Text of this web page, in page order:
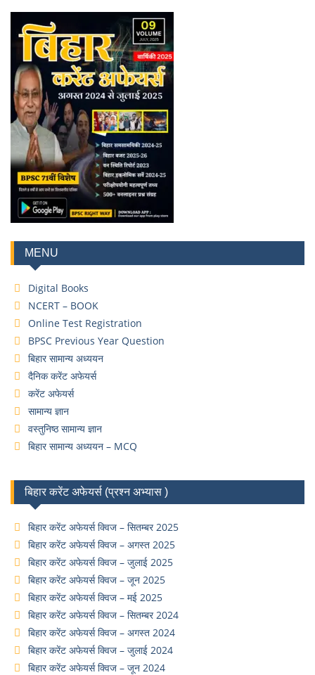
MENU
Digital Books
NCERT – BOOK
Online Test Registration
BPSC Previous Year Question
बिहार सामान्य अध्ययन
दैनिक करेंट अफेयर्स
करेंट अफेयर्स
सामान्य ज्ञान
वस्तुनिष्ठ सामान्य ज्ञान
बिहार सामान्य अध्ययन – MCQ
बिहार करेंट अफेयर्स (प्रश्न अभ्यास )
बिहार करेंट अफेयर्स क्विज – सितम्बर 2025
बिहार करेंट अफेयर्स क्विज – अगस्त 2025
बिहार करेंट अफेयर्स क्विज – जुलाई 2025
बिहार करेंट अफेयर्स क्विज – जून 2025
बिहार करेंट अफेयर्स क्विज – मई 2025
बिहार करेंट अफेयर्स क्विज – सितम्बर 2024
बिहार करेंट अफेयर्स क्विज – अगस्त 2024
बिहार करेंट अफेयर्स क्विज – जुलाई 2024
बिहार करेंट अफेयर्स क्विज – जून 2024